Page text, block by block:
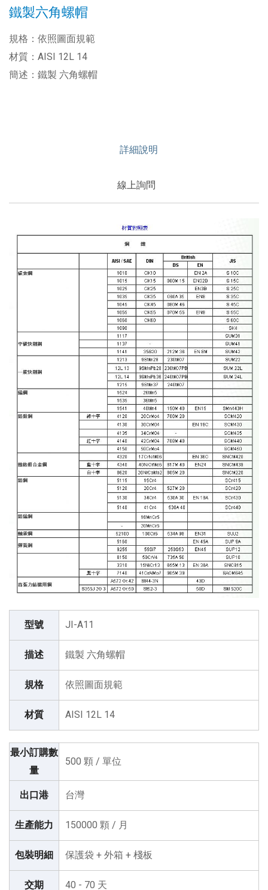
鐵製六角螺帽
規格：依照圖面規範
材質：AISI 12L 14
簡述：鐵製 六角螺帽
詳細說明
線上詢問
型號 JI-A11
描述 鐵製 六角螺帽
規格 依照圖面規範
材質 AISI 12L 14
最小訂購數
量
500 顆 / 單位
出口港 台灣
生產能力 150000 顆 / 月
包裝明細 保護袋 + 外箱 + 棧板
交期 40 - 70 天